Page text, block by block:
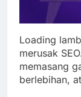
Loading
merusak
memasang
berlebihan,